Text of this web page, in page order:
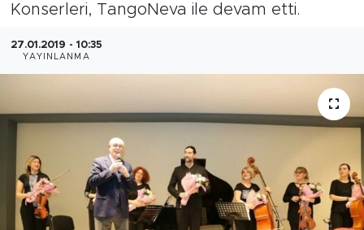
Konserleri, TangoNeva ile devam etti.
27.01.2019 - 10:35
YAYINLANMA
Sanat
Bölge
Teknoloji
Magazin